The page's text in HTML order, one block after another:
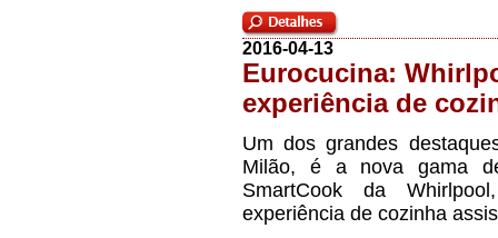
2016-04-13
Eurocucina:
experiência de
Um dos grandes
Milão, é a nova gama
SmartCook da
experiência de cozinha